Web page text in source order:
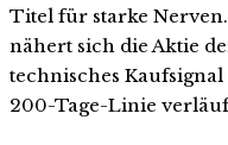
Titel für starke
nähert sich die Aktie
technisches
200-Tage-Linie